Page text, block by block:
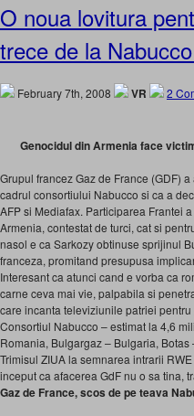
O noua lovitura
trece de la
February 7th, 2008 VR 2
Genocidul din Armenia face
Grupul francez Gaz de France (GDF)
cadrul consortiului Nabucco si ca a
AFP si Mediafax. Participarea Frantei
Armenia, contestat de turci, cat si
nasol e ca Sarkozy obtinuse sprijinul
franceza, promitand presupusa
Interesant ca atunci cand e vorba ca
carne ceva mai vie, palpabila si
care incanta televiziunile patriei
Consortiul Nabucco – estimat la 4,6
Romania, Bulgargaz – Bulgaria,
Trimisul ZIUA la semnarea intrarii
inceput ca afacerea GdF nu o sa tina,
Gaz de France, scos de pe teava